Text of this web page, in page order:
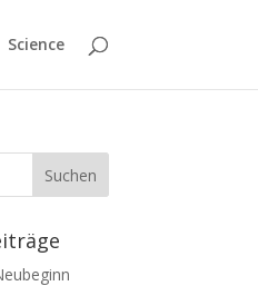
Science